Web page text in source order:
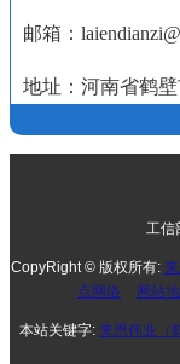
邮箱：
地址：河南省鹤
工信
CopyRight © 版权所有:
点网络
网站
本站关键字: 来恩伟业（